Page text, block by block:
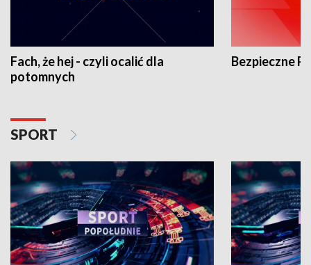
Fach, że hej - czyli ocalić dla
potomnych
Bezpieczne
SPORT